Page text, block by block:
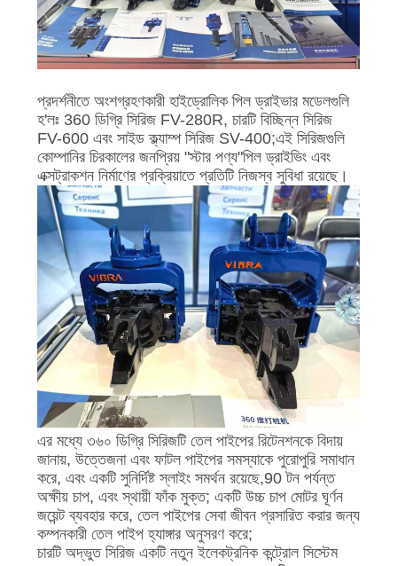
প্রদর্শনীতে অংশগ্রহণকারী হাইড্রোলিক পিল ড্রাইভার মডেলগুলি
হ'লঃ 360 ডিগ্রি সিরিজ FV-280R, চারটি বিচ্ছিন্ন সিরিজ
FV-600 এবং সাইড ক্ল্যাম্প সিরিজ SV-400;এই সিরিজগুলি
কোম্পানির চিরকালের জনপ্রিয় "স্টার পণ্য"পিল ড্রাইভিং এবং
এক্সট্রাকশন নির্মাণের প্রক্রিয়াতে প্রতিটি নিজস্ব সুবিধা রয়েছে।
এর মধ্যে ৩৬০ ডিগ্রি সিরিজটি তেল পাইপের রিটেনশনকে বিদায়
জানায়, উত্তেজনা এবং ফাটল পাইপের সমস্যাকে পুরোপুরি সমাধান
করে, এবং একটি সুনির্দিষ্ট স্লাইং সমর্থন রয়েছে,90 টন পর্যন্ত
অক্ষীয় চাপ, এবং স্থায়ী ফাঁক মুক্ত; একটি উচ্চ চাপ মোটর ঘূর্ণন
জয়েন্ট ব্যবহার করে, তেল পাইপের সেবা জীবন প্রসারিত করার জন্য
কম্পনকারী তেল পাইপ হ্যাঙ্গার অনুসরণ করে;
চারটি অদ্ভুত সিরিজ একটি নতুন ইলেকট্রনিক কন্ট্রোল সিস্টেম